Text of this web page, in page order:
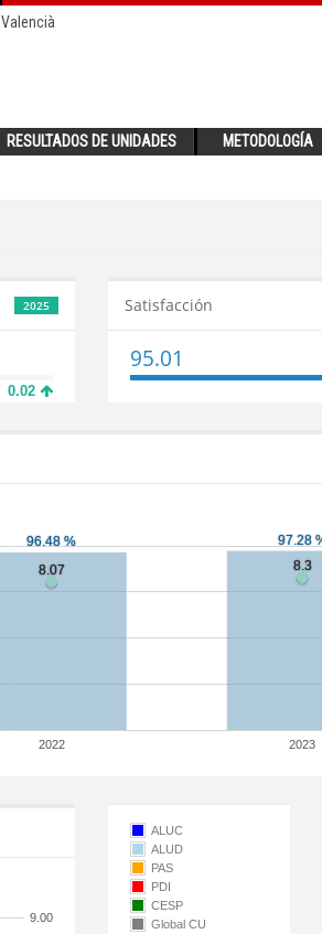
Valencià
RESULTADOS DE UNIDADES METODOLOGÍA
2025
0.02
Satisfacción
95.01
2022 2023
9.00
ALUC
ALUD
PAS
PDI
CESP
Global CU